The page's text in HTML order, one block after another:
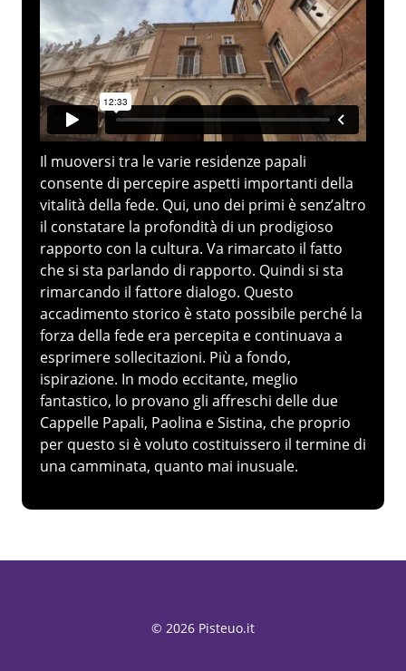
Il muoversi tra le varie residenze papali
consente di percepire aspetti importanti della
vitalità della fede. Qui, uno dei primi è senz’altro
il constatare la profondità di un prodigioso
rapporto con la cultura. Va rimarcato il fatto
che si sta parlando di rapporto. Quindi si sta
rimarcando il fattore dialogo. Questo
accadimento storico è stato possibile perché la
forza della fede era percepita e continuava a
esprimere sollecitazioni. Più a fondo,
ispirazione. In modo eccitante, meglio
fantastico, lo provano gli affreschi delle due
Cappelle Papali, Paolina e Sistina, che proprio
per questo si è voluto costituissero il termine di
una camminata, quanto mai inusuale.
© 2026 Pisteuo.it